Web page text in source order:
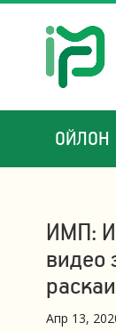
ОЙЛОН
ИМП:
видео
Апр 13,